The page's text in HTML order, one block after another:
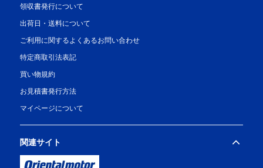
領収書発行について
出荷日・送料について
ご利用に関するよくあるお問い合わせ
特定商取引法表記
買い物規約
お見積書発行方法
マイページについて
関連サイト